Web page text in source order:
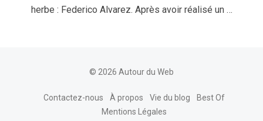
herbe : Federico Alvarez. Après avoir réalisé un …
© 2026 Autour du Web
Contactez-nous À propos Vie du blog
Best Of
Mentions Légales